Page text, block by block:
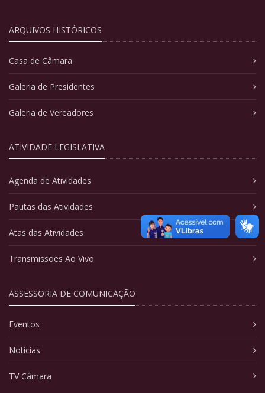
ARQUIVOS HISTÓRICOS
Casa de Câmara
Galeria de Presidentes
Galeria de Vereadores
ATIVIDADE LEGISLATIVA
Agenda de Atividades
Pautas das Atividades
Atas das Atividades
Transmissões Ao Vivo
ASSESSORIA DE COMUNICAÇÃO
Eventos
Notícias
TV Câmara